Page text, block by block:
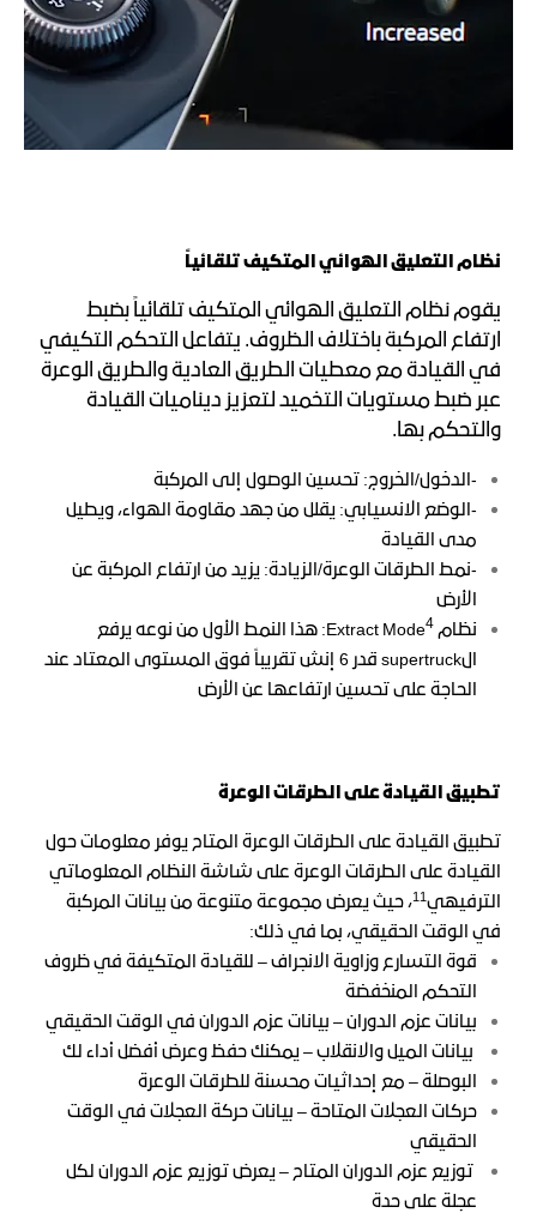
نظام التعليق الهوائي المتكيف تلقائياً
يقوم نظام التعليق الهوائي المتكيف تلقائياً بضبط
ارتفاع المركبة باختلاف الظروف. يتفاعل التحكم التكيفي
في القيادة مع معطيات الطريق العادية والطريق الوعرة
عبر ضبط مستويات التخميد لتعزيز ديناميات القيادة
والتحكم بها.
-الدخول/الخروج: تحسين الوصول إلى المركبة
-الوضع الانسيابي: يقلل من جهد مقاومة الهواء، ويطيل
مدى القيادة
-نمط الطرقات الوعرة/الزيادة: يزيد من ارتفاع المركبة عن
الأرض
نظام Extract Mode4
: هذا النمط الأول من نوعه يرفع
الsupertruck قدر 6 إنش تقريباً فوق المستوى المعتاد عند
الحاجة على تحسين ارتفاعها عن الأرض
تطبيق القيادة على الطرقات الوعرة
تطبيق القيادة على الطرقات الوعرة المتاح يوفر معلومات حول
القيادة على الطرقات الوعرة على شاشة النظام المعلوماتي
الترفيهي11، حيث يعرض مجموعة متنوعة من بيانات المركبة
في الوقت الحقيقي، بما في ذلك:
قوة التسارع وزاوية الانجراف – للقيادة المتكيفة في ظروف
التحكم المنخفضة
بيانات عزم الدوران – بيانات عزم الدوران في الوقت الحقيقي
بيانات الميل والانقلاب – يمكنك حفظ وعرض أفضل أداء لك
البوصلة – مع إحداثيات محسنة للطرقات الوعرة
حركات العجلات المتاحة – بيانات حركة العجلات في الوقت
الحقيقي
توزيع عزم الدوران المتاح – يعرض توزيع عزم الدوران لكل
عجلة على حدة